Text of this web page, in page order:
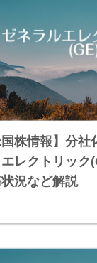
国株情報】分
レクトリック
況など解説